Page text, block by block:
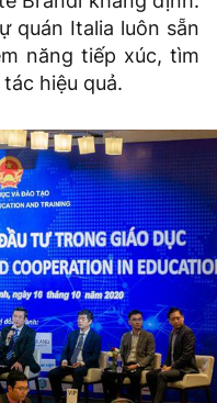
quán Italia luôn sẵn
năng tiếp xúc, tìm
hiệu quả.